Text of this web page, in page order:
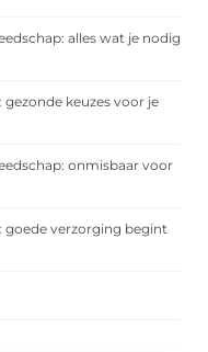
alles wat je nodig
keuzes voor je
onmisbaar voor
verzorging begint